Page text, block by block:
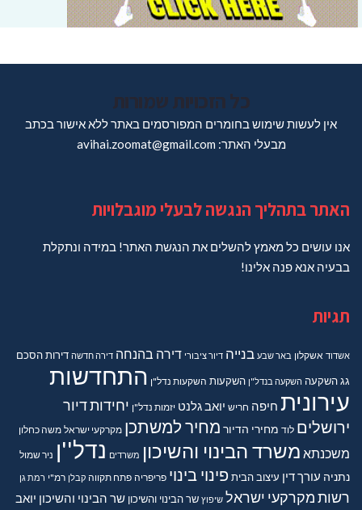
כל הזכויות שמורות
אין לעשות שימוש בחומרים המפורסמים באתר ללא אישור בכתב
מבעלי האתר: avihai.zoomat@gmail.com
האתר בתהליך הנגשה לבעלי מוגבלויות
אנו עושים כל מאמץ להשלים את הנגשת האתר! במידה ונתקלת
בבעיה אנא פנה אלינו!
תגיות
אשדוד אשקלון באר שבע בנייה דיור ציבורי דירה בהנחה דירה חדשה דירותהסכם
גגהשקעה השקעה בנדל"ן השקעות השקעות נדל"ן התחדשות
עירונית חיפה חריש יואב גלנט יזמות נדל"ן יחידות דיור
ירושלים לוד מחירי הדיור מחיר למשתכן מקרקעי ישראל משה כחלון
משכנתא משרד הבינוי והשיכון משרדים נדל''ן ניר שמול
נתניה עורך דין עיצוב הבית פינוי בינוי פריפריה פתח תקווה קבלן רמ"י רמת גן
רשות מקרקעי ישראל שיפוץ שר הבינוי והשיכון שר הבינוי והשיכון יואב